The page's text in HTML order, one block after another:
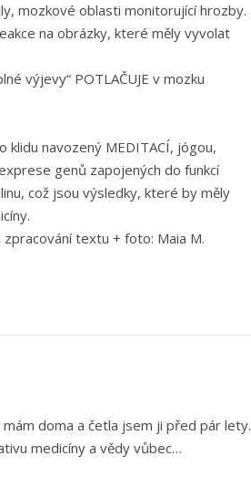
mozkové oblasti monitorující hrozby.
na obrázky, které měly vyvolat
výjevy“ POTLAČUJE v mozku
klidu navozený MEDITACÍ, jógou,
genů zapojených do funkcí
což jsou výsledky, které by měly
zpracování textu + foto: Maia M.
mám doma a četla jsem ji před pár lety.
medicíny a vědy vůbec…